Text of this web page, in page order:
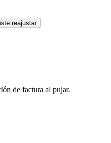
de factura al pujar.